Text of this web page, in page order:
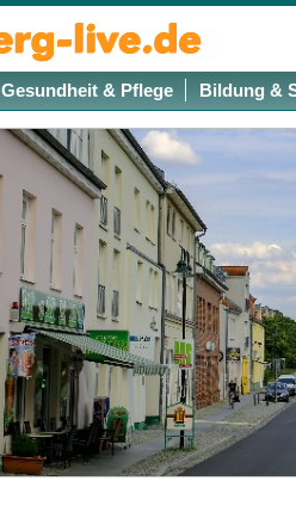
Gesundheit & Pflege Bildung &